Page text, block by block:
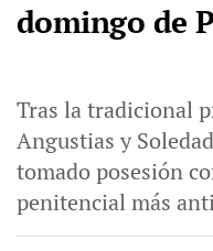
domingo de
Tras la tradicional
Angustias y
tomado posesión
penitencial más